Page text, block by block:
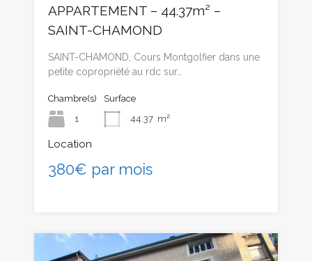
APPARTEMENT – 44.37m² –
SAINT-CHAMOND
SAINT-CHAMOND, Cours Montgolfier dans une
petite copropriété au rdc sur…
Chambre(s)
1
Surface
44.37 m²
Location
380€ par mois